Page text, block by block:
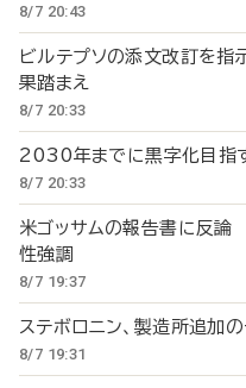
8/7 20:43
ビルテプソの添文改訂を
果踏まえ
8/7 20:33
2030年までに黒字化目指
8/7 20:33
米ゴッサムの報告書に反
性強調
8/7 19:37
ステボロニン、製造所追加
8/7 19:31